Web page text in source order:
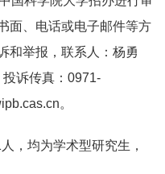
面、电话或电子邮件等方
和举报，联系人：杨勇
诉传真：0971-
。
均为学术型研究生，